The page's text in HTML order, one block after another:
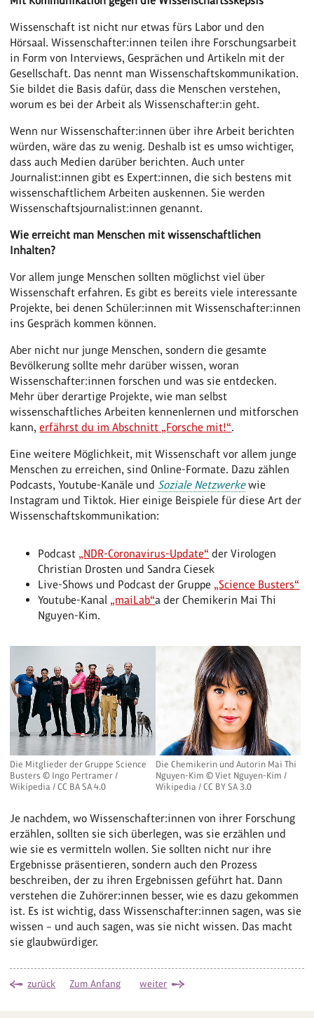
Wissenschaft ist nicht nur etwas fürs Labor und den
Hörsaal. Wissenschafter:innen teilen ihre Forschungsarbeit
in Form von Interviews, Gesprächen und Artikeln mit der
Gesellschaft. Das nennt man Wissenschaftskommunikation.
Sie bildet die Basis dafür, dass die Menschen verstehen,
worum es bei der Arbeit als Wissenschafter:in geht.
Wenn nur Wissenschafter:innen über ihre Arbeit berichten
würden, wäre das zu wenig. Deshalb ist es umso wichtiger,
dass auch Medien darüber berichten. Auch unter
Journalist:innen gibt es Expert:innen, die sich bestens mit
wissenschaftlichem Arbeiten auskennen. Sie werden
Wissenschaftsjournalist:innen genannt.
Wie erreicht man Menschen mit wissenschaftlichen
Inhalten?
Vor allem junge Menschen sollten möglichst viel über
Wissenschaft erfahren. Es gibt es bereits viele interessante
Projekte, bei denen Schüler:innen mit Wissenschafter:innen
ins Gespräch kommen können.
Aber nicht nur junge Menschen, sondern die gesamte
Bevölkerung sollte mehr darüber wissen, woran
Wissenschafter:innen forschen und was sie entdecken.
Mehr über derartige Projekte, wie man selbst
wissenschaftliches Arbeiten kennenlernen und mitforschen
kann,erfährst du im Abschnitt „Forsche mit!“.
Eine weitere Möglichkeit, mit Wissenschaft vor allem junge
Menschen zu erreichen, sind Online-Formate. Dazu zählen
Podcasts, Youtube-Kanäle und Soziale Netzwerkewie
Instagram und Tiktok. Hier einige Beispiele für diese Art der
Wissenschaftskommunikation:
Podcast „NDR-Coronavirus-Update“ der Virologen
Christian Drosten und Sandra Ciesek
Live-Shows und Podcast der Gruppe „Science Busters“
Youtube-Kanal „maiLab“a der Chemikerin Mai Thi
Nguyen-Kim.
Die Mitglieder der Gruppe Science
Busters © Ingo Pertramer /
Wikipedia / CC BA SA 4.0
Die Chemikerin und Autorin Mai Thi
Nguyen-Kim © Viet Nguyen-Kim /
Wikipedia / CC BY SA 3.0
Je nachdem, wo Wissenschafter:innen von ihrer Forschung
erzählen, sollten sie sich überlegen, was sie erzählen und
wie sie es vermitteln wollen. Sie sollten nicht nur ihre
Ergebnisse präsentieren, sondern auch den Prozess
beschreiben, der zu ihren Ergebnissen geführt hat. Dann
verstehen die Zuhörer:innen besser, wie es dazu gekommen
ist. Es ist wichtig, dass Wissenschafter:innen sagen, was sie
wissen – und auch sagen, was sie nicht wissen. Das macht
sie glaubwürdiger.
zurück Zum Anfang weiter